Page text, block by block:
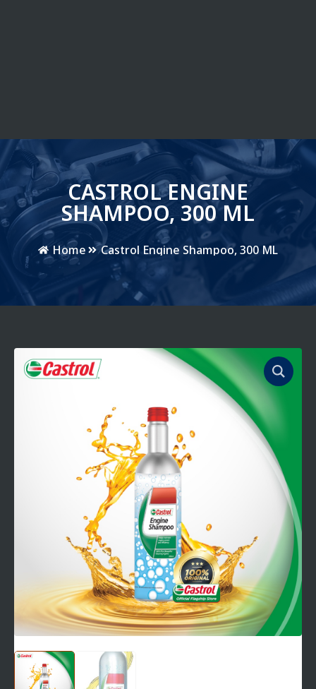
CASTROL ENGINE
SHAMPOO, 300 ML
Home Castrol Engine Shampoo, 300 ML